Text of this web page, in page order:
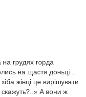
на грудях горда
на щастя доньці...
жінці це вирішувати
А вони ж